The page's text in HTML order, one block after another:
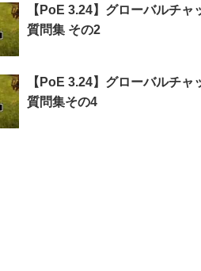
【PoE 3.24】グローバルチャ
質問集 その2
【PoE 3.24】グローバルチャ
質問集その4